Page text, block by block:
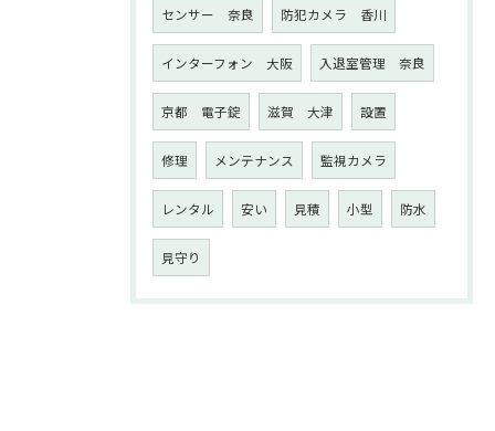
センサー 奈良 防犯カメラ 香川
インターフォン 大阪 入退室管理 奈良
京都 電子錠 滋賀 大津 設置
修理 メンテナンス 監視カメラ
レンタル 安い 見積 小型 防水
見守り